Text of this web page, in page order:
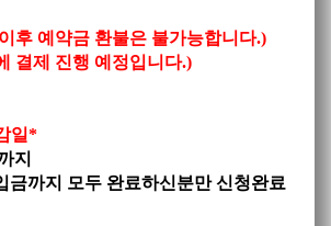
후 예약금 환불은 불가능합니다.)
결제 진행 예정입니다.)
일*
지
금까지 모두 완료하신분만 신청완료